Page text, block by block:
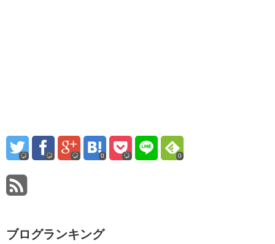
0 0
ブログランキング